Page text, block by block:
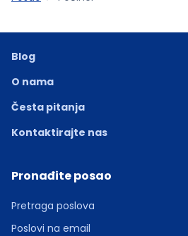
Blog
O nama
Česta pitanja
Kontaktirajte nas
Pronađite posao
Pretraga poslova
Poslovi na email